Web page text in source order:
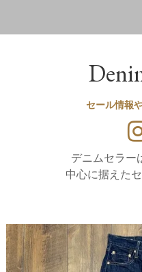
セール情報
デニムセラー
中心に据えた